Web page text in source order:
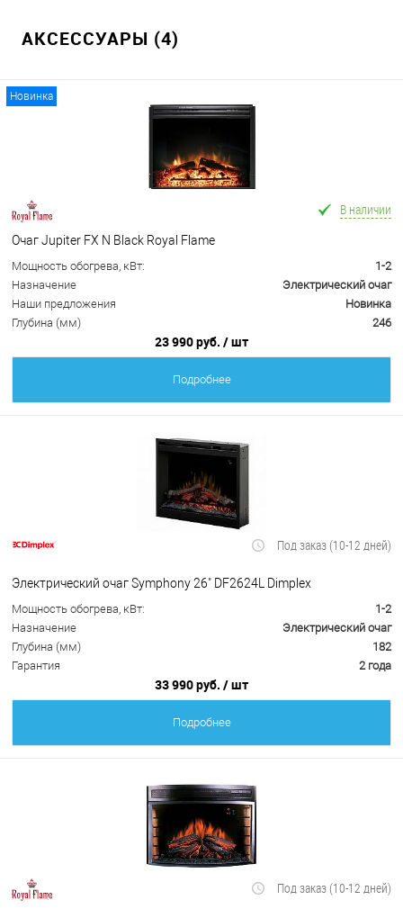
АКСЕССУАРЫ (4)
Новинка
В наличии
Очаг Jupiter FX N Black Royal Flame
Мощность обогрева, кВт:
1-2
Назначение
Электрический очаг
Наши предложения
Новинка
Глубина (мм)
246
23 990 руб. / шт
Подробнее
Под заказ (10-12 дней)
Электрический очаг Symphony 26" DF2624L Dimplex
Мощность обогрева, кВт:
1-2
Назначение
Электрический очаг
Глубина (мм)
182
Гарантия
2 года
33 990 руб. / шт
Подробнее
Под заказ (10-12 дней)